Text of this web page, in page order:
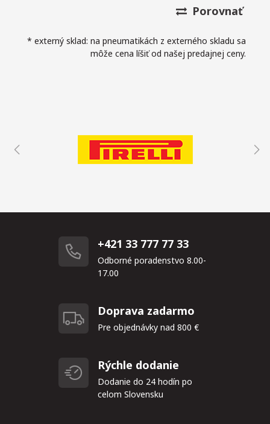
Porovnať
* externý sklad: na pneumatikách z externého skladu sa
môže cena líšiť od našej predajnej ceny.
+421 33 777 77 33
Odborné poradenstvo 8.00-
17.00
Doprava zadarmo
Pre objednávky nad 800 €
Rýchle dodanie
Dodanie do 24 hodín po
celom Slovensku